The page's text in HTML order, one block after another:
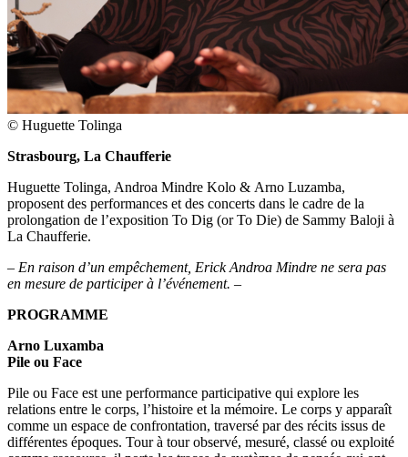
© Huguette Tolinga
Strasbourg, La Chaufferie
Huguette Tolinga, Androa Mindre Kolo & Arno Luzamba,
proposent des performances et des concerts dans le cadre de la
prolongation de l’exposition To Dig (or To Die) de Sammy Baloji à
La Chaufferie.
– En raison d’un empêchement, Erick Androa Mindre ne sera pas
en mesure de participer à l’événement. –
PROGRAMME
Arno Luxamba
Pile ou Face
Pile ou Face est une performance participative qui explore les
relations entre le corps, l’histoire et la mémoire. Le corps y apparaît
comme un espace de confrontation, traversé par des récits issus de
différentes époques. Tour à tour observé, mesuré, classé ou exploité